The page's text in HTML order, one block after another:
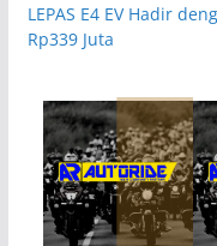
LEPAS E4 EV Hadir
Rp339 Juta